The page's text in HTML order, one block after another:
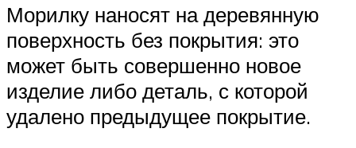
Морилку наносят на деревянную
поверхность без покрытия: это
может быть совершенно новое
изделие либо деталь, с которой
удалено предыдущее покрытие.